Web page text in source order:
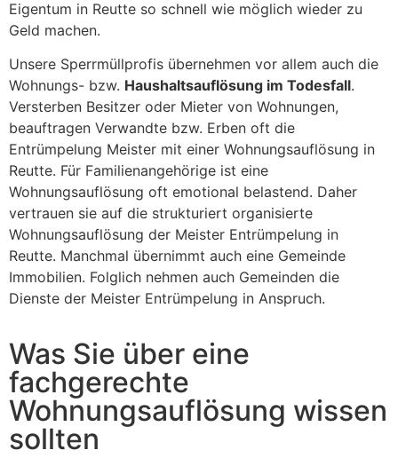
Eigentum in Reutte so schnell wie möglich wieder zu
Geld machen.
Unsere Sperrmüllprofis übernehmen vor allem auch die
Wohnungs- bzw. Haushaltsauflösung im Todesfall.
Versterben Besitzer oder Mieter von Wohnungen,
beauftragen Verwandte bzw. Erben oft die
Entrümpelung Meister mit einer Wohnungsauflösung in
Reutte. Für Familienangehörige ist eine
Wohnungsauflösung oft emotional belastend. Daher
vertrauen sie auf die strukturiert organisierte
Wohnungsauflösung der Meister Entrümpelung in
Reutte. Manchmal übernimmt auch eine Gemeinde
Immobilien. Folglich nehmen auch Gemeinden die
Dienste der Meister Entrümpelung in Anspruch.
Was Sie über eine
fachgerechte
Wohnungsauflösung wissen
sollten